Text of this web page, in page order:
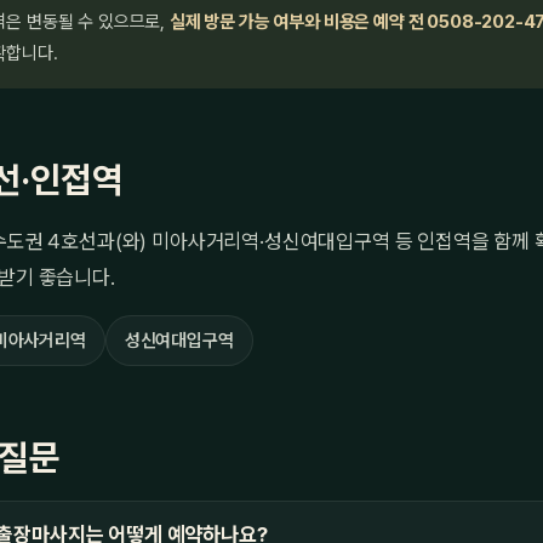
변동될 수 있으므로, 실제 방문 가능 여부와 비용은 예약 전 0508-202-
합니다.
·인접역
권 4호선과(와) 미아사거리역·성신여대입구역 등 인접역을 함께
기 좋습니다.
아사거리역 성신여대입구역
문
장마사지는 어떻게 예약하나요?